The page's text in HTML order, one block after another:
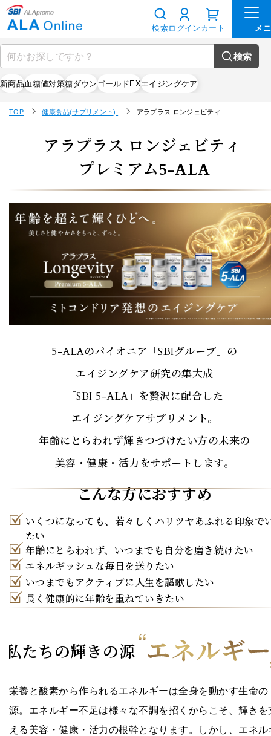
検索
新商品血糖値対策糖ダウンゴールドEXエイジングケア
検索ログイン カート
TOP 健康食品(サプリメント) アラプラス ロンジェビティ
アラプラス ロンジェビティ
プレミアム5-ALA
5-ALAのパイオニア「SBIグループ」の
エイジングケア研究の集大成
「SBI 5-ALA」を贅沢に配合した
エイジングケアサプリメント。
年齢にとらわれず輝きつづけたい方の未来の
美容・健康・活力をサポートします。
こんな方におすすめ
いくつになっても、若々しくハリツヤあふれる印象で
たい
年齢にとらわれず、いつまでも自分を磨き続けたい
エネルギッシュな毎日を送りたい
いつまでもアクティブに人生を謳歌したい
長く健康的に年齢を重ねていきたい
私たちの輝きの源
栄養と酸素から作られるエネルギーは全身を動かす生命の
源。 エネルギー不足は様々な不調を招くからこそ、輝きを
える美容・健康・活力の根幹となります。しかし、エネル